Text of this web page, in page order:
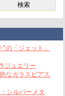
の「ジェット」
ジュエリー
なガラスピアス
シルバーメタ